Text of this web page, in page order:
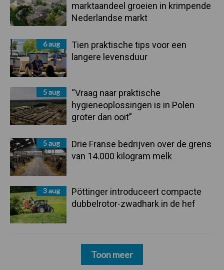
marktaandeel groeien in krimpende
Nederlandse markt
6 aug
Tien praktische tips voor een
langere levensduur
5 aug
“Vraag naar praktische
hygieneoplossingen is in Polen
groter dan ooit”
5 aug
Drie Franse bedrijven over de grens
van 14.000 kilogram melk
3 aug
Pöttinger introduceert compacte
dubbelrotor-zwadhark in de hef
Toon meer